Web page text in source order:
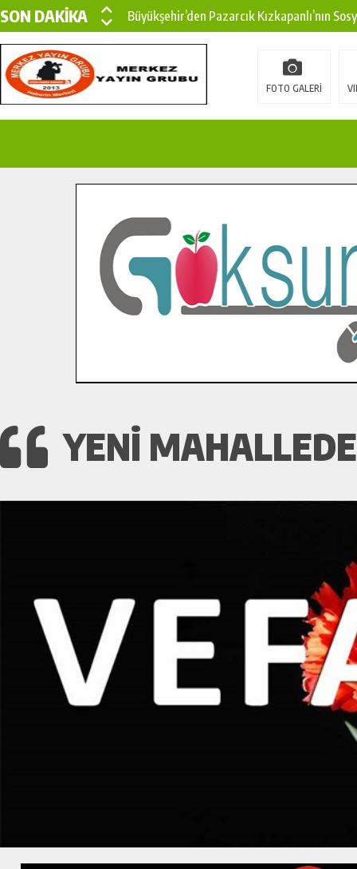
SON DAKİKA
Büyükşehir’den Pazarcık Kızkapanlı’nın
Büyükşehir’den Pazarcık Kırsalına Modern
Çin’den KSÜ’ye Uluslararası Başarı:
İlçe Jandarma Komutanı Karakaya’dan
Bertiz’in Yeni Köprüsünde Sona Doğru.
FOTO GALERİ
YENI